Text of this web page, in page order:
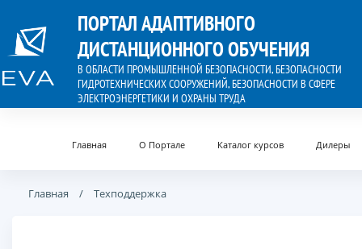
ПОРТАЛ АДАПТИВНОГО
ДИСТАНЦИОННОГО ОБУЧЕНИЯ
В ОБЛАСТИ ПРОМЫШЛЕННОЙ БЕЗОПАСНОСТИ, БЕЗОПАСНОСТИ
ГИДРОТЕХНИЧЕСКИХ СООРУЖЕНИЙ, БЕЗОПАСНОСТИ В СФЕРЕ
ЭЛЕКТРОЭНЕРГЕТИКИ И ОХРАНЫ ТРУДА
Главная О Портале Каталог курсов Дилеры
Главная Техподдержка